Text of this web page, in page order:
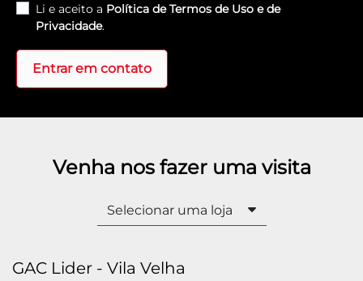
Li e aceito a Política de Termos de Uso e de
Privacidade.
Entrar em contato
Venha nos fazer uma visita
Selecionar uma loja
GAC Lider - Vila Velha